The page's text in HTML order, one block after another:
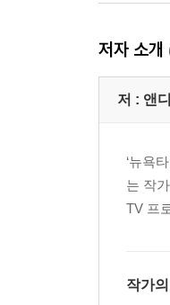
저자 소개
저 : 앤
‘뉴욕
는 작
TV 프
작가